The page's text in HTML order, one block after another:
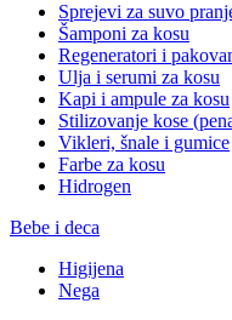
Sprejevi za suvo
Šamponi za kosu
Regeneratori i
Ulja i serumi za kosu
Kapi i ampule za kosu
Stilizovanje kose
Vikleri, šnale i gumice
Farbe za kosu
Hidrogen
Bebe i deca
Higijena
Nega